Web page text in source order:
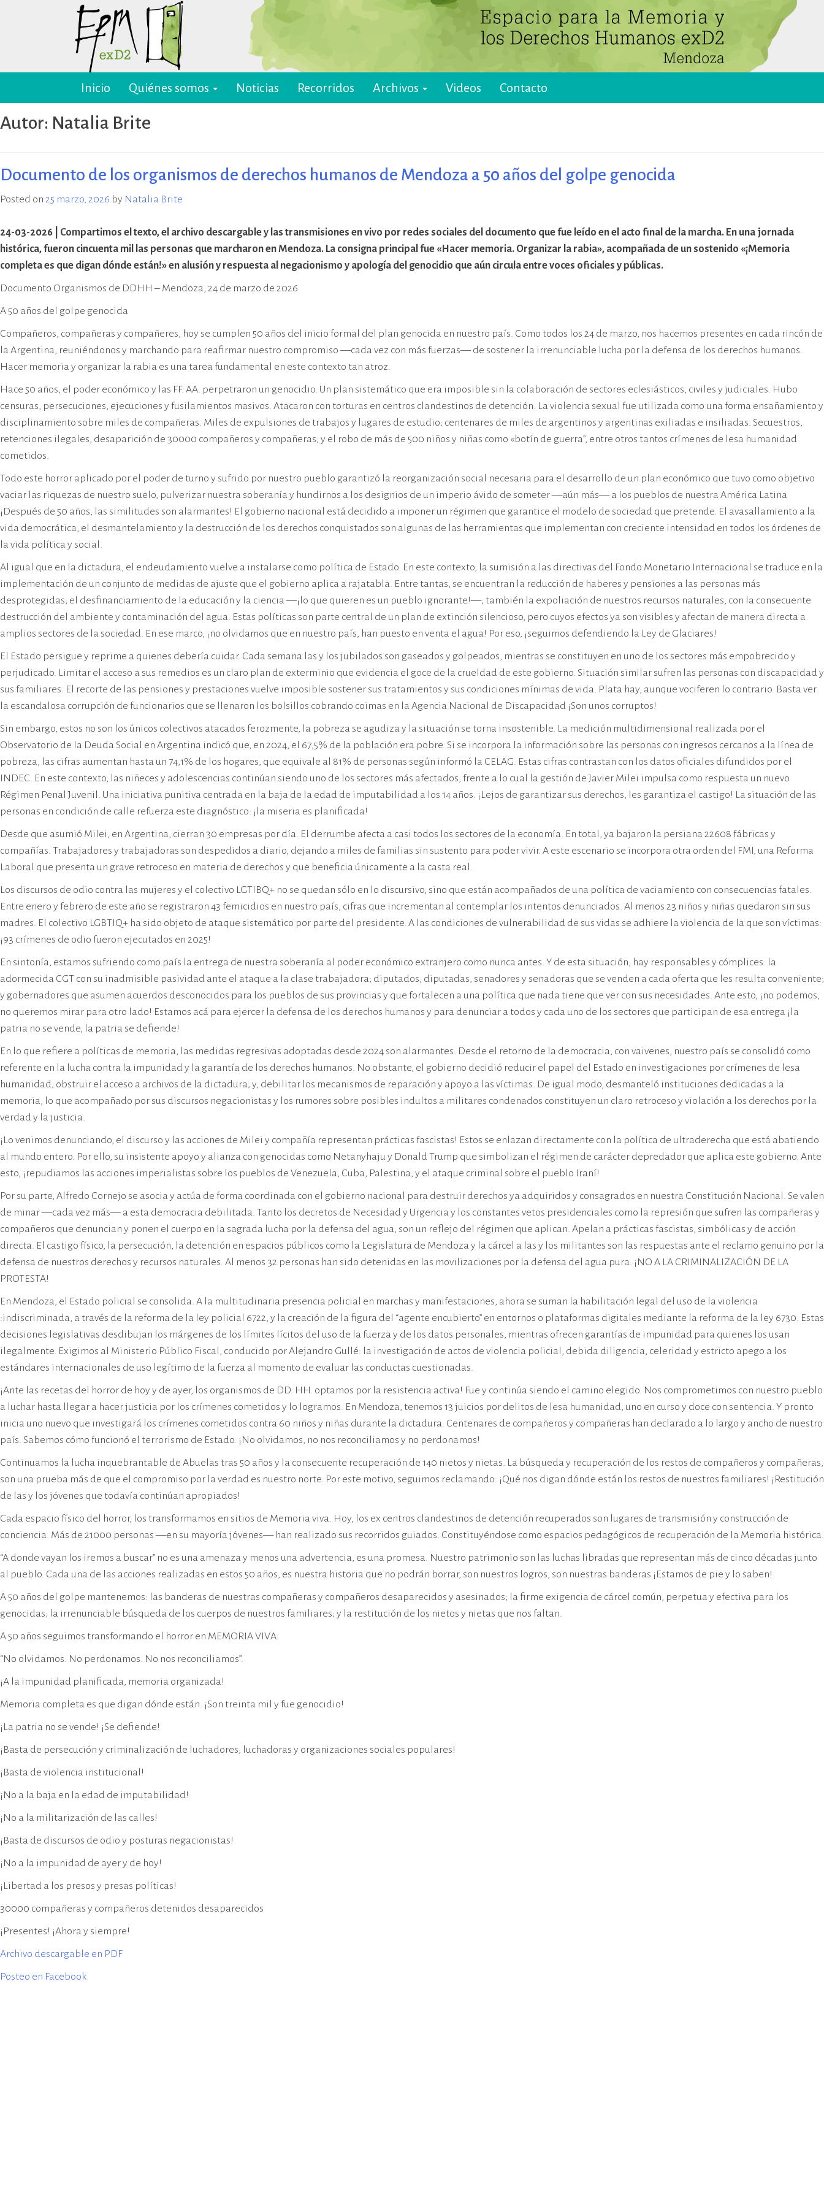
EPM ex-D2 Mendoza
El Espacio para la Memoria y los
Derechos Humanos exD2 (EPM
ex-D2) es un sitio recuperado para
promoción de los derechos
humanos. Sus instalaciones
pertenecieron al Departamento
Mendoza (D2) y fueron destinadas
a la represión política ilegal, antes
y durante la última dictadura
Centro Clandestino de Detención,
Tortura y Extermino más
Inicio Quiénes somos Noticias Recorridos Archivos Videos Contacto
Autor: Natalia Brite
Documento de los organismos de derechos humanos de Mendoza a 50 años del golpe genocida
Posted on 25 marzo, 2026 by Natalia Brite
24-03-2026 | Compartimos el texto, el archivo descargable y las transmisiones en vivo por redes sociales del documento que fue leído en el acto final de la marcha. En una jornada
histórica, fueron cincuenta mil las personas que marcharon en Mendoza. La consigna principal fue «Hacer memoria. Organizar la rabia», acompañada de un sostenido «¡Memoria
completa es que digan dónde están!» en alusión y respuesta al negacionismo y apología del genocidio que aún circula entre voces oficiales y públicas.
Documento Organismos de DDHH – Mendoza, 24 de marzo de 2026
A 50 años del golpe genocida
Compañeros, compañeras y compañeres, hoy se cumplen 50 años del inicio formal del plan genocida en nuestro país. Como todos los 24 de marzo, nos hacemos presentes en cada rincón de
la Argentina, reuniéndonos y marchando para reafirmar nuestro compromiso —cada vez con más fuerzas— de sostener la irrenunciable lucha por la defensa de los derechos humanos.
Hacer memoria y organizar la rabia es una tarea fundamental en este contexto tan atroz.
Hace 50 años, el poder económico y las FF. AA. perpetraron un genocidio. Un plan sistemático que era imposible sin la colaboración de sectores eclesiásticos, civiles y judiciales. Hubo
censuras, persecuciones, ejecuciones y fusilamientos masivos. Atacaron con torturas en centros clandestinos de detención. La violencia sexual fue utilizada como una forma ensañamiento y
disciplinamiento sobre miles de compañeras. Miles de expulsiones de trabajos y lugares de estudio; centenares de miles de argentinos y argentinas exiliadas e insiliadas. Secuestros,
retenciones ilegales, desaparición de 30000 compañeros y compañeras; y el robo de más de 500 niños y niñas como «botín de guerra”, entre otros tantos crímenes de lesa humanidad
cometidos.
Todo este horror aplicado por el poder de turno y sufrido por nuestro pueblo garantizó la reorganización social necesaria para el desarrollo de un plan económico que tuvo como objetivo
vaciar las riquezas de nuestro suelo, pulverizar nuestra soberanía y hundirnos a los designios de un imperio ávido de someter —aún más— a los pueblos de nuestra América Latina
¡Después de 50 años, las similitudes son alarmantes! El gobierno nacional está decidido a imponer un régimen que garantice el modelo de sociedad que pretende. El avasallamiento a la
vida democrática, el desmantelamiento y la destrucción de los derechos conquistados son algunas de las herramientas que implementan con creciente intensidad en todos los órdenes de
la vida política y social.
Al igual que en la dictadura, el endeudamiento vuelve a instalarse como política de Estado. En este contexto, la sumisión a las directivas del Fondo Monetario Internacional se traduce en la
implementación de un conjunto de medidas de ajuste que el gobierno aplica a rajatabla. Entre tantas, se encuentran la reducción de haberes y pensiones a las personas más
desprotegidas; el desfinanciamiento de la educación y la ciencia —¡lo que quieren es un pueblo ignorante!—; también la expoliación de nuestros recursos naturales, con la consecuente
destrucción del ambiente y contaminación del agua. Estas políticas son parte central de un plan de extinción silencioso, pero cuyos efectos ya son visibles y afectan de manera directa a
amplios sectores de la sociedad. En ese marco, ¡no olvidamos que en nuestro país, han puesto en venta el agua! Por eso, ¡seguimos defendiendo la Ley de Glaciares!
El Estado persigue y reprime a quienes debería cuidar. Cada semana las y los jubilados son gaseados y golpeados, mientras se constituyen en uno de los sectores más empobrecido y
perjudicado. Limitar el acceso a sus remedios es un claro plan de exterminio que evidencia el goce de la crueldad de este gobierno. Situación similar sufren las personas con discapacidad y
sus familiares. El recorte de las pensiones y prestaciones vuelve imposible sostener sus tratamientos y sus condiciones mínimas de vida. Plata hay, aunque vociferen lo contrario. Basta ver
la escandalosa corrupción de funcionarios que se llenaron los bolsillos cobrando coimas en la Agencia Nacional de Discapacidad ¡Son unos corruptos!
Sin embargo, estos no son los únicos colectivos atacados ferozmente, la pobreza se agudiza y la situación se torna insostenible. La medición multidimensional realizada por el
Observatorio de la Deuda Social en Argentina indicó que, en 2024, el 67,5% de la población era pobre. Si se incorpora la información sobre las personas con ingresos cercanos a la línea de
pobreza, las cifras aumentan hasta un 74,1% de los hogares, que equivale al 81% de personas según informó la CELAG. Estas cifras contrastan con los datos oficiales difundidos por el
INDEC. En este contexto, las niñeces y adolescencias continúan siendo uno de los sectores más afectados, frente a lo cual la gestión de Javier Milei impulsa como respuesta un nuevo
Régimen Penal Juvenil. Una iniciativa punitiva centrada en la baja de la edad de imputabilidad a los 14 años. ¡Lejos de garantizar sus derechos, les garantiza el castigo! La situación de las
personas en condición de calle refuerza este diagnóstico: ¡la miseria es planificada!
Desde que asumió Milei, en Argentina, cierran 30 empresas por día. El derrumbe afecta a casi todos los sectores de la economía. En total, ya bajaron la persiana 22608 fábricas y
compañías. Trabajadores y trabajadoras son despedidos a diario, dejando a miles de familias sin sustento para poder vivir. A este escenario se incorpora otra orden del FMI, una Reforma
Laboral que presenta un grave retroceso en materia de derechos y que beneficia únicamente a la casta real.
Los discursos de odio contra las mujeres y el colectivo LGTIBQ+ no se quedan sólo en lo discursivo, sino que están acompañados de una política de vaciamiento con consecuencias fatales.
Entre enero y febrero de este año se registraron 43 femicidios en nuestro país, cifras que incrementan al contemplar los intentos denunciados. Al menos 23 niños y niñas quedaron sin sus
madres. El colectivo LGBTIQ+ ha sido objeto de ataque sistemático por parte del presidente. A las condiciones de vulnerabilidad de sus vidas se adhiere la violencia de la que son víctimas:
¡93 crímenes de odio fueron ejecutados en 2025!
En sintonía, estamos sufriendo como país la entrega de nuestra soberanía al poder económico extranjero como nunca antes. Y de esta situación, hay responsables y cómplices: la
adormecida CGT con su inadmisible pasividad ante el ataque a la clase trabajadora; diputados, diputadas, senadores y senadoras que se venden a cada oferta que les resulta conveniente;
y gobernadores que asumen acuerdos desconocidos para los pueblos de sus provincias y que fortalecen a una política que nada tiene que ver con sus necesidades. Ante esto, ¡no podemos,
no queremos mirar para otro lado! Estamos acá para ejercer la defensa de los derechos humanos y para denunciar a todos y cada uno de los sectores que participan de esa entrega ¡la
patria no se vende, la patria se defiende!
En lo que refiere a políticas de memoria, las medidas regresivas adoptadas desde 2024 son alarmantes. Desde el retorno de la democracia, con vaivenes, nuestro país se consolidó como
referente en la lucha contra la impunidad y la garantía de los derechos humanos. No obstante, el gobierno decidió reducir el papel del Estado en investigaciones por crímenes de lesa
humanidad; obstruir el acceso a archivos de la dictadura; y, debilitar los mecanismos de reparación y apoyo a las víctimas. De igual modo, desmanteló instituciones dedicadas a la
memoria, lo que acompañado por sus discursos negacionistas y los rumores sobre posibles indultos a militares condenados constituyen un claro retroceso y violación a los derechos por la
verdad y la justicia.
¡Lo venimos denunciando, el discurso y las acciones de Milei y compañía representan prácticas fascistas! Estos se enlazan directamente con la política de ultraderecha que está abatiendo
al mundo entero. Por ello, su insistente apoyo y alianza con genocidas como Netanyhaju y Donald Trump que simbolizan el régimen de carácter depredador que aplica este gobierno. Ante
esto, ¡repudiamos las acciones imperialistas sobre los pueblos de Venezuela, Cuba, Palestina, y el ataque criminal sobre el pueblo Iraní!
Por su parte, Alfredo Cornejo se asocia y actúa de forma coordinada con el gobierno nacional para destruir derechos ya adquiridos y consagrados en nuestra Constitución Nacional. Se valen
de minar —cada vez más— a esta democracia debilitada. Tanto los decretos de Necesidad y Urgencia y los constantes vetos presidenciales como la represión que sufren las compañeras y
compañeros que denuncian y ponen el cuerpo en la sagrada lucha por la defensa del agua, son un reflejo del régimen que aplican. Apelan a prácticas fascistas, simbólicas y de acción
directa. El castigo físico, la persecución, la detención en espacios públicos como la Legislatura de Mendoza y la cárcel a las y los militantes son las respuestas ante el reclamo genuino por la
defensa de nuestros derechos y recursos naturales. Al menos 32 personas han sido detenidas en las movilizaciones por la defensa del agua pura. ¡NO A LA CRIMINALIZACIÓN DE LA
PROTESTA!
En Mendoza, el Estado policial se consolida. A la multitudinaria presencia policial en marchas y manifestaciones, ahora se suman la habilitación legal del uso de la violencia
:indiscriminada, a través de la reforma de la ley policial 6722, y la creación de la figura del “agente encubierto” en entornos o plataformas digitales mediante la reforma de la ley 6730. Estas
decisiones legislativas desdibujan los márgenes de los límites lícitos del uso de la fuerza y de los datos personales, mientras ofrecen garantías de impunidad para quienes los usan
ilegalmente. Exigimos al Ministerio Público Fiscal, conducido por Alejandro Gullé: la investigación de actos de violencia policial, debida diligencia, celeridad y estricto apego a los
estándares internacionales de uso legítimo de la fuerza al momento de evaluar las conductas cuestionadas.
¡Ante las recetas del horror de hoy y de ayer, los organismos de DD. HH. optamos por la resistencia activa! Fue y continúa siendo el camino elegido. Nos comprometimos con nuestro pueblo
a luchar hasta llegar a hacer justicia por los crímenes cometidos y lo logramos. En Mendoza, tenemos 13 juicios por delitos de lesa humanidad, uno en curso y doce con sentencia. Y pronto
inicia uno nuevo que investigará los crímenes cometidos contra 60 niños y niñas durante la dictadura. Centenares de compañeros y compañeras han declarado a lo largo y ancho de nuestro
país. Sabemos cómo funcionó el terrorismo de Estado. ¡No olvidamos, no nos reconciliamos y no perdonamos!
Continuamos la lucha inquebrantable de Abuelas tras 50 años y la consecuente recuperación de 140 nietos y nietas. La búsqueda y recuperación de los restos de compañeros y compañeras,
son una prueba más de que el compromiso por la verdad es nuestro norte. Por este motivo, seguimos reclamando: ¡Qué nos digan dónde están los restos de nuestros familiares! ¡Restitución
de las y los jóvenes que todavía continúan apropiados!
Cada espacio físico del horror, los transformamos en sitios de Memoria viva. Hoy, los ex centros clandestinos de detención recuperados son lugares de transmisión y construcción de
conciencia. Más de 21000 personas —en su mayoría jóvenes— han realizado sus recorridos guiados. Constituyéndose como espacios pedagógicos de recuperación de la Memoria histórica.
“A donde vayan los iremos a buscar” no es una amenaza y menos una advertencia, es una promesa. Nuestro patrimonio son las luchas libradas que representan más de cinco décadas junto
al pueblo. Cada una de las acciones realizadas en estos 50 años, es nuestra historia que no podrán borrar, son nuestros logros, son nuestras banderas ¡Estamos de pie y lo saben!
A 50 años del golpe mantenemos: las banderas de nuestras compañeras y compañeros desaparecidos y asesinados; la firme exigencia de cárcel común, perpetua y efectiva para los
genocidas; la irrenunciable búsqueda de los cuerpos de nuestros familiares; y la restitución de los nietos y nietas que nos faltan.
A 50 años seguimos transformando el horror en MEMORIA VIVA:
“No olvidamos. No perdonamos. No nos reconciliamos”.
¡A la impunidad planificada, memoria organizada!
Memoria completa es que digan dónde están. ¡Son treinta mil y fue genocidio!
¡La patria no se vende! ¡Se defiende!
¡Basta de persecución y criminalización de luchadores, luchadoras y organizaciones sociales populares!
¡Basta de violencia institucional!
¡No a la baja en la edad de imputabilidad!
¡No a la militarización de las calles!
¡Basta de discursos de odio y posturas negacionistas!
¡No a la impunidad de ayer y de hoy!
¡Libertad a los presos y presas políticas!
30000 compañeras y compañeros detenidos desaparecidos
¡Presentes! ¡Ahora y siempre!
Archivo descargable en PDF
Posteo en Facebook